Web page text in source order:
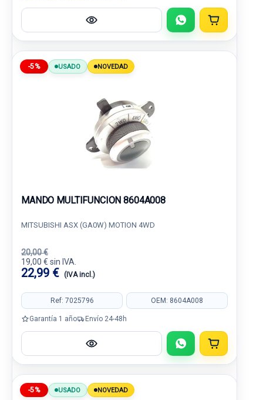
-5% USADO NOVEDAD
MANDO MULTIFUNCION 8604A008
MITSUBISHI ASX (GA0W) MOTION 4WD
20,00 €
19,00 € sin IVA.
22,99 € (IVA incl.)
Ref: 7025796 OEM: 8604A008
Garantía 1 año Envío 24-48h
-5% USADO NOVEDAD